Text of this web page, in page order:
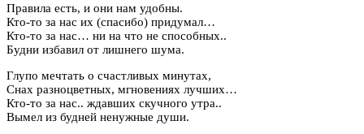
Правила есть, и они нам удобны.
Кто-то за нас их (спасибо) придумал…
Кто-то за нас… ни на что не способных..
Будни избавил от лишнего шума.
Глупо мечтать о счастливых минутах,
Снах разноцветных, мгновениях лучших…
Кто-то за нас.. ждавших скучного утра..
Вымел из будней ненужные души.